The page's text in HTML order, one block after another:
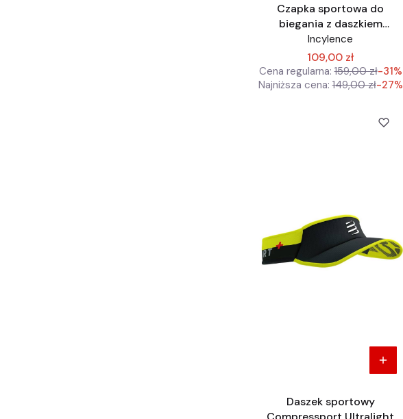
Czapka sportowa do
biegania z daszkiem
Incylence rozmiar
uniwersalny
Incylence
109,00 zł
Cena regularna: 159,00 zł-31%
Najniższa cena: 149,00 zł-27%
Daszek sportowy